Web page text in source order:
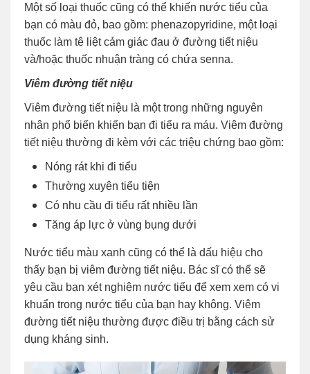
Một số loại thuốc cũng có thể khiến nước tiểu của
bạn có màu đỏ, bao gồm: phenazopyridine, một loại
thuốc làm tê liệt cảm giác đau ở đường tiết niệu
và/hoặc thuốc nhuận tràng có chứa senna.
Viêm đường tiết niệu
Viêm đường tiết niệu là một trong những nguyên
nhân phổ biến khiến bạn đi tiểu ra máu. Viêm đường
tiết niệu thường đi kèm với các triệu chứng bao gồm:
Nóng rát khi đi tiểu
Thường xuyên tiểu tiện
Có nhu cầu đi tiểu rất nhiều lần
Tăng áp lực ở vùng bụng dưới
Nước tiểu màu xanh cũng có thể là dấu hiệu cho
thấy bạn bị viêm đường tiết niệu. Bác sĩ có thể sẽ
yêu cầu bạn xét nghiệm nước tiểu để xem xem có vi
khuẩn trong nước tiểu của bạn hay không. Viêm
đường tiết niệu thường được điều trị bằng cách sử
dụng kháng sinh.